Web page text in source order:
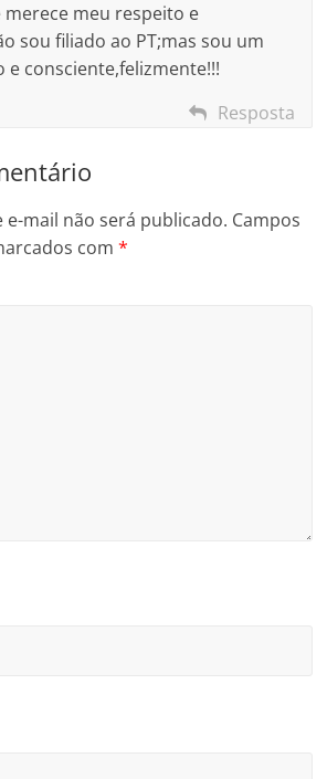
merece meu respeito e
sou filiado ao PT;mas sou um
consciente,felizmente!!!
Resposta
e-mail não será publicado. Campos
com*